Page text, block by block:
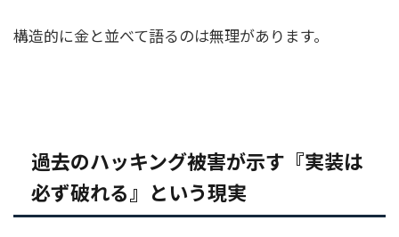
構造的に金と並べて語るのは無理があります。
過去のハッキング被害が示す『実装は
必ず破れる』という現実